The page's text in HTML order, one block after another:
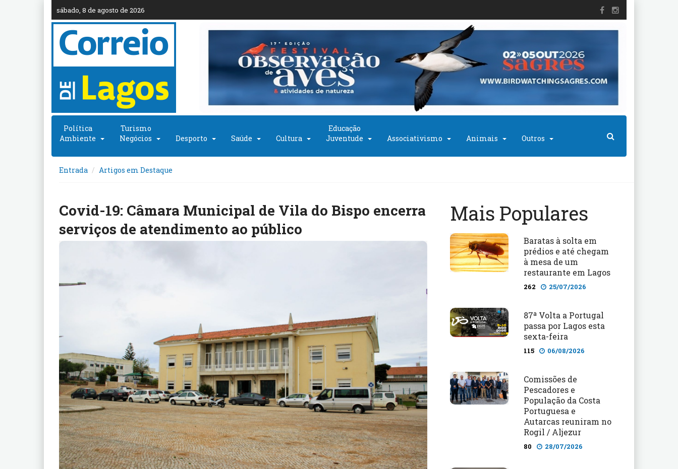
sábado, 8 de agosto de 2026
Política
Ambiente
Turismo
Negócios
Desporto Saúde Cultura
Educação
Juventude
Associativismo Animais Outros
Entrada Artigos em Destaque
Covid-19: Câmara Municipal de Vila do Bispo encerra
serviços de atendimento ao público
Mais Populares
Baratas à solta em
prédios e até chegam
à mesa de um
restaurante em Lagos
262 25/07/2026
87ª Volta a Portugal
passa por Lagos esta
sexta-feira
115 06/08/2026
Comissões de
Pescadores e
População da Costa
Portuguesa e
Autarcas reuniram no
Rogil / Aljezur
80 28/07/2026